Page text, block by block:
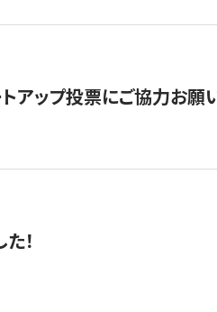
アップ投票にご協力お願
！